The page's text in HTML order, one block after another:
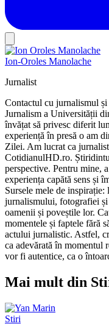
Ion-Oroles Manolache
Jurnalist
Contactul cu jurnalismul
Jurnalism a Universității
învățat să privesc diferit
experiență în presă o am
Zilei. Am lucrat ca
CotidianulHD.ro.
perspective. Pentru mine,
experiența capătă sens și
Sursele mele de
jurnalismului, fotografiei
oamenii și poveștile lor.
momentele și faptele fără
actului jurnalistic. Astfel,
ca adevărată în momentul
vor fi autentice, ca o
Mai mult din
Stiri